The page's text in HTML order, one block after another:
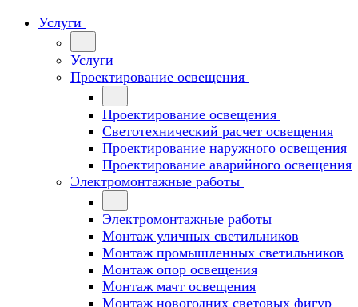
Услуги
Услуги
Проектирование освещения
Проектирование освещения
Светотехнический расчет освещения
Проектирование наружного освещения
Проектирование аварийного освещения
Электромонтажные работы
Электромонтажные работы
Монтаж уличных светильников
Монтаж промышленных светильников
Монтаж опор освещения
Монтаж мачт освещения
Монтаж новогодних световых фигур